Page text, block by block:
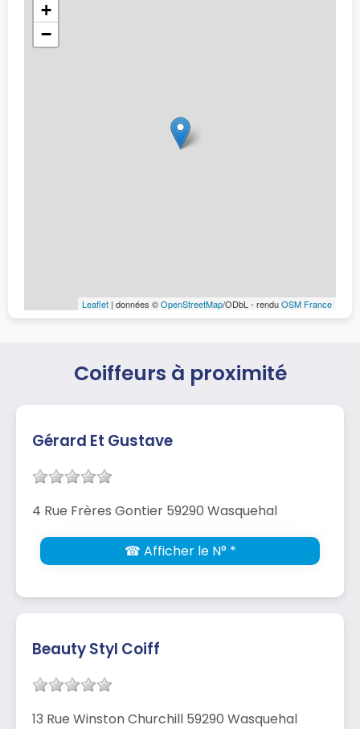
+
−
Leaflet | données ©OpenStreetMap/ODbL - renduOSM France
Coiffeurs à proximité
Gérard Et Gustave
4 Rue Frères Gontier 59290 Wasquehal
☎ Afficher le N° *
Beauty Styl Coiff
13 Rue Winston Churchill 59290 Wasquehal